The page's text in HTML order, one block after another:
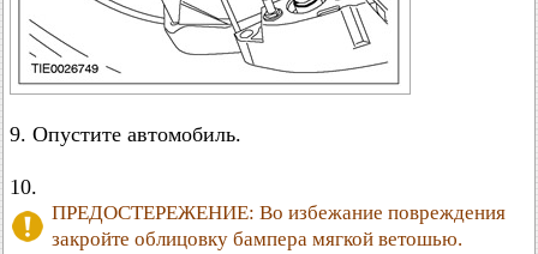
9. Опустите автомобиль.
10.
ПРЕДОСТЕРЕЖЕНИЕ: Во избежание повреждения
закройте облицовку бампера мягкой ветошью.